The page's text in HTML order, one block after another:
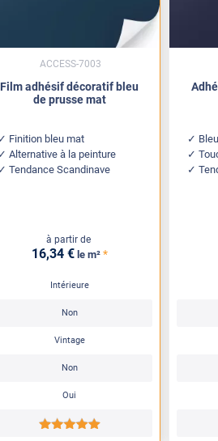
Film adhésif décoratif bleu
de prusse mat
Finition bleu mat
Alternative à la peinture
Tendance Scandinave
à partir de
16,34 € le m² *
Intérieure
Non
Vintage
Non
Oui
*****
ACCESS-7003